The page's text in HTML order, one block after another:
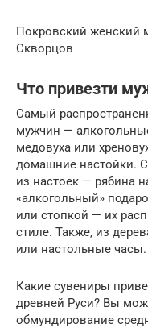
Покровский женский
Скворцов
Что привезти
Самый
мужчин —
медовуха или
домашние настойки.
из настоек — рябина
«алкогольный»
или стопкой — их
стиле. Также, из
или настольные часы.
Какие сувениры
древней Руси? Вы
обмундирование